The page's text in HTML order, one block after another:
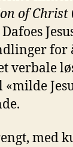
of Christ
for
verbale
med